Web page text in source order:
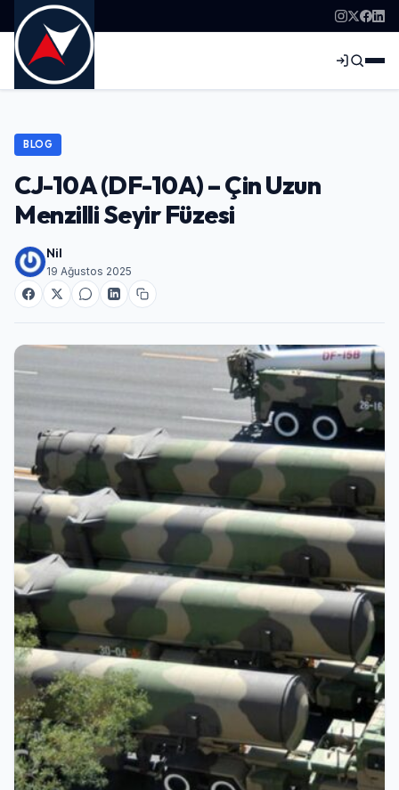
BLOG
CJ-10A (DF-10A) – Çin Uzun
Menzilli Seyir Füzesi
Nil
19 Ağustos 2025